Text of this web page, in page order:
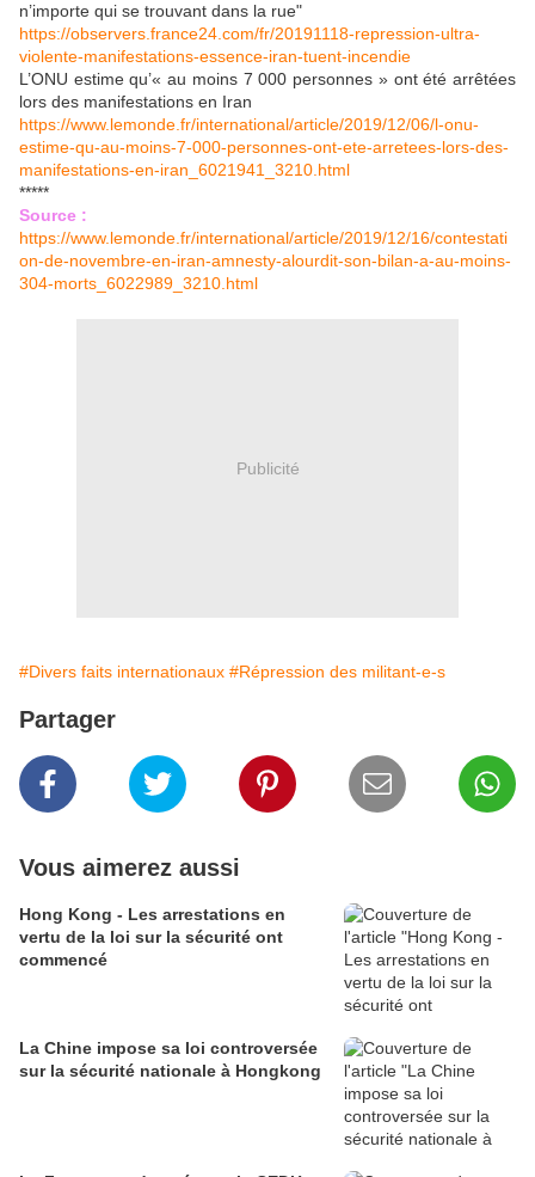
n’importe qui se trouvant dans la rue"
https://observers.france24.com/fr/20191118-repression-ultra-
violente-manifestations-essence-iran-tuent-incendie
L’ONU estime qu’« au moins 7 000 personnes » ont été arrêtées
lors des manifestations en Iran
https://www.lemonde.fr/international/article/2019/12/06/l-onu-
estime-qu-au-moins-7-000-personnes-ont-ete-arretees-lors-des-
manifestations-en-iran_6021941_3210.html
*****
Source :
https://www.lemonde.fr/international/article/2019/12/16/contestati
on-de-novembre-en-iran-amnesty-alourdit-son-bilan-a-au-moins-
304-morts_6022989_3210.html
Publicité
#Divers faits internationaux #Répression des militant-e-s
Partager
Vous aimerez aussi
Hong Kong - Les arrestations en
vertu de la loi sur la sécurité ont
commencé
La Chine impose sa loi controversée
sur la sécurité nationale à Hongkong